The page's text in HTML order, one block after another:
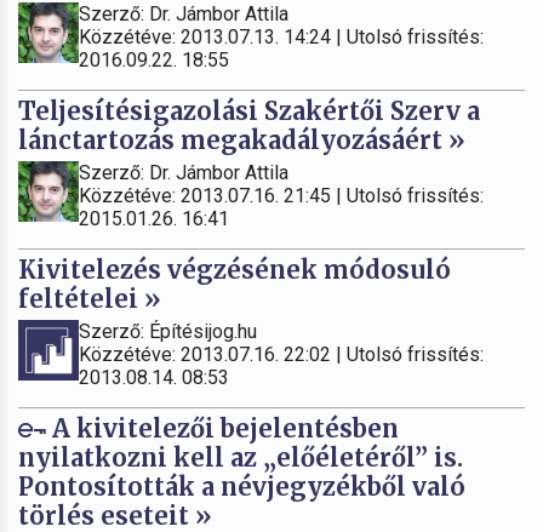
Szerző: Dr. Jámbor Attila
Közzétéve: 2013.07.13. 14:24 | Utolsó frissítés:
2016.09.22. 18:55
Teljesítésigazolási Szakértői Szerv a
lánctartozás megakadályozásáért »
Szerző: Dr. Jámbor Attila
Közzétéve: 2013.07.16. 21:45 | Utolsó frissítés:
2015.01.26. 16:41
Kivitelezés végzésének módosuló
feltételei »
Szerző: Építésijog.hu
Közzétéve: 2013.07.16. 22:02 | Utolsó frissítés:
2013.08.14. 08:53
A kivitelezői bejelentésben
nyilatkozni kell az „előéletéről” is.
Pontosították a névjegyzékből való
törlés eseteit »